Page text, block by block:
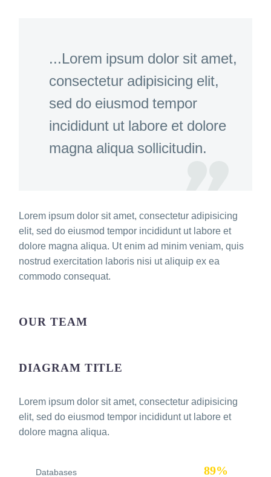
...Lorem ipsum dolor sit amet,
consectetur adipisicing elit,
sed do eiusmod tempor
incididunt ut labore et dolore
magna aliqua sollicitudin.
Lorem ipsum dolor sit amet, consectetur adipisicing
elit, sed do eiusmod tempor incididunt ut labore et
dolore magna aliqua. Ut enim ad minim veniam, quis
nostrud exercitation laboris nisi ut aliquip ex ea
commodo consequat.
OUR TEAM
DIAGRAM TITLE
Lorem ipsum dolor sit amet, consectetur adipisicing
elit, sed do eiusmod tempor incididunt ut labore et
dolore magna aliqua.
Databases 89%